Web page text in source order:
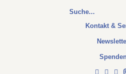
Kontakt &